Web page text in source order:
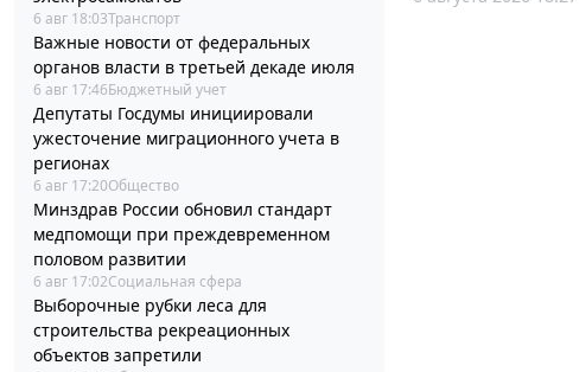
6 авг 18:03Транспорт
Важные новости от федеральных
органов власти в третьей декаде июля
6 авг 17:46Бюджетный учет
Депутаты Госдумы инициировали
ужесточение миграционного учета в
регионах
6 авг 17:20Общество
Минздрав России обновил стандарт
медпомощи при преждевременном
половом развитии
6 авг 17:02Социальная сфера
Выборочные рубки леса для
строительства рекреационных
объектов запретили